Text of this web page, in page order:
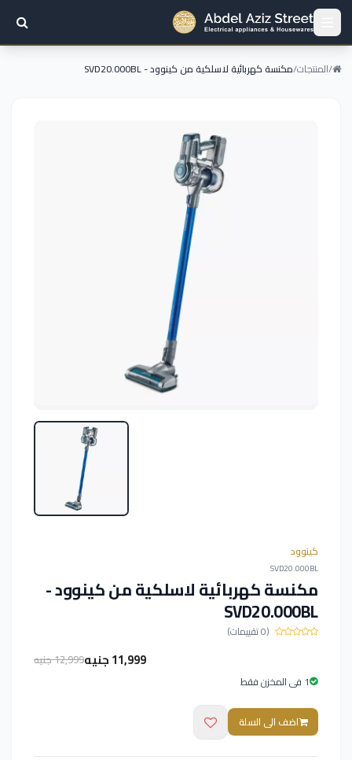
/المنتجات/مكنسة كهربائية لاسلكية من كينوود - SVD20.000BL
كينوود
SVD20.000BL
مكنسة كهربائية لاسلكية من كينوود -
SVD20.000BL
(0 تقييمات)
11,999 جنيه
12,999 جنيه
1 فى المخزن فقط
اضف الى السلة